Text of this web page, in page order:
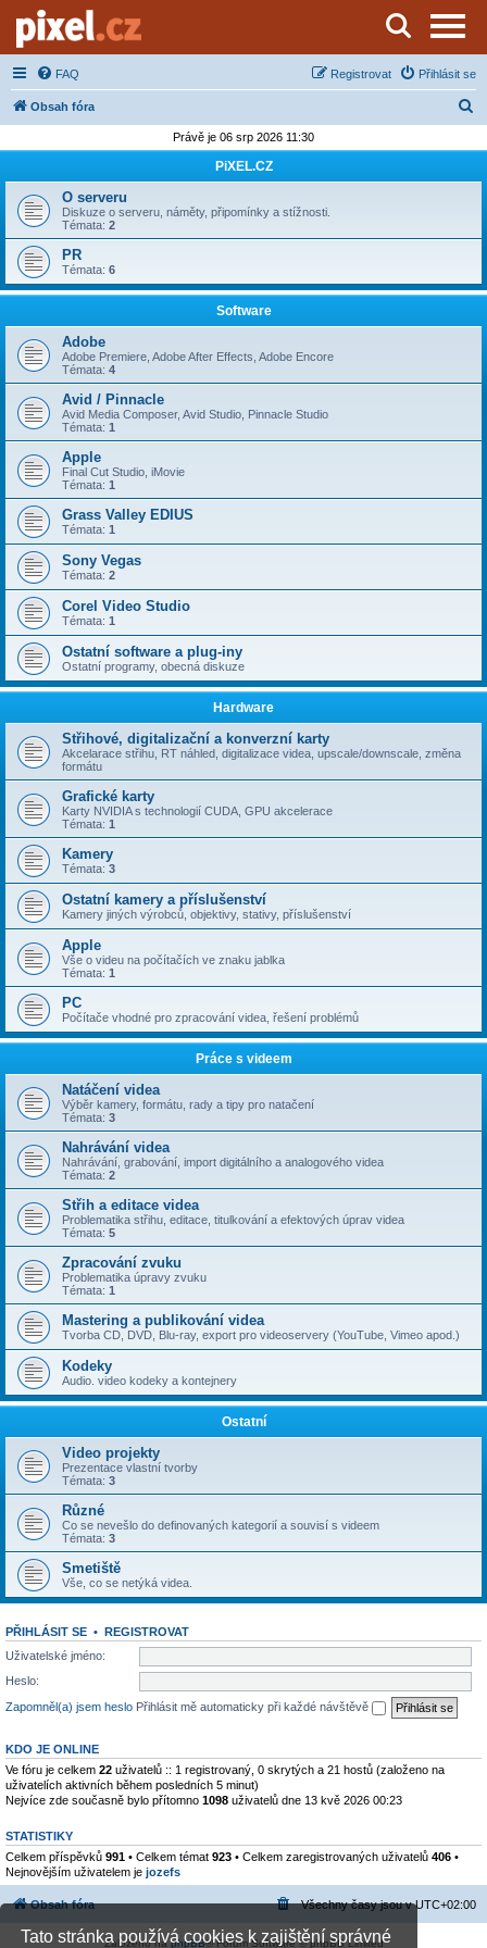
Tato stránka používá cookies k zajištění správné
Server o natáčení a zpracování videa
FAQ Přihlásit se
Registrovat
Obsah fóra
d
t
Právě je 06 srp 2026 11:30
PiXEL.CZ
O serveru
Diskuze o serveru, náměty, připomínky a stížnosti.
Témata: 2
PR
Témata: 6
Software
Adobe
Adobe Premiere, Adobe After Effects, Adobe Encore
Témata: 4
Avid / Pinnacle
Avid Media Composer, Avid Studio, Pinnacle Studio
Témata: 1
Apple
Final Cut Studio, iMovie
Témata: 1
Grass Valley EDIUS
Témata: 1
Sony Vegas
Témata: 2
Corel Video Studio
Témata: 1
Ostatní software a plug-iny
Ostatní programy, obecná diskuze
Hardware
Střihové, digitalizační a konverzní karty
Akcelarace střihu, RT náhled, digitalizace videa, upscale/downscale, změna
formátu
Grafické karty
Karty NVIDIA s technologií CUDA, GPU akcelerace
Témata: 1
Kamery
Témata: 3
Ostatní kamery a příslušenství
Kamery jiných výrobců, objektivy, stativy, příslušenství
Apple
Vše o videu na počítačích ve znaku jablka
Témata: 1
PC
Počítače vhodné pro zpracování videa, řešení problémů
Práce s videem
Natáčení videa
Výběr kamery, formátu, rady a tipy pro natačení
Témata: 3
Nahrávání videa
Nahrávání, grabování, import digitálního a analogového videa
Témata: 2
Střih a editace videa
Problematika střihu, editace, titulkování a efektových úprav videa
Témata: 5
Zpracování zvuku
Problematika úpravy zvuku
Témata: 1
Mastering a publikování videa
Tvorba CD, DVD, Blu-ray, export pro videoservery (YouTube, Vimeo apod.)
Kodeky
Audio. video kodeky a kontejnery
Ostatní
Video projekty
Prezentace vlastní tvorby
Témata: 3
Různé
Co se nevešlo do definovaných kategorií a souvisí s videem
Témata: 3
Smetiště
Vše, co se netýká videa.
PŘIHLÁSIT SE • REGISTROVAT
Uživatelské jméno:
Heslo:
Zapomněl(a) jsem heslo Přihlásit mě automaticky při každé návštěvě
KDO JE ONLINE
Ve fóru je celkem 22 uživatelů :: 1 registrovaný, 0 skrytých a 21 hostů (založeno na
uživatelích aktivních během posledních 5 minut)
Nejvíce zde současně bylo přítomno 1098 uživatelů dne 13 kvě 2026 00:23
STATISTIKY
Celkem příspěvků 991 • Celkem témat 923 • Celkem zaregistrovaných uživatelů 406 •
Nejnovějším uživatelem je jozefs
Obsah fóra Všechny časy jsou vUTC+02:00
Založeno naphpBB® Forum Software © phpBB Limited